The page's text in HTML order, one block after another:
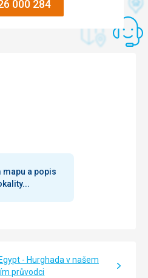
žiadny pohľad na areál,
usmievavý, ústretový. Bolo
automaticky přes Google
000 284
mapu a popis
- Hurghada v našem
průvodci